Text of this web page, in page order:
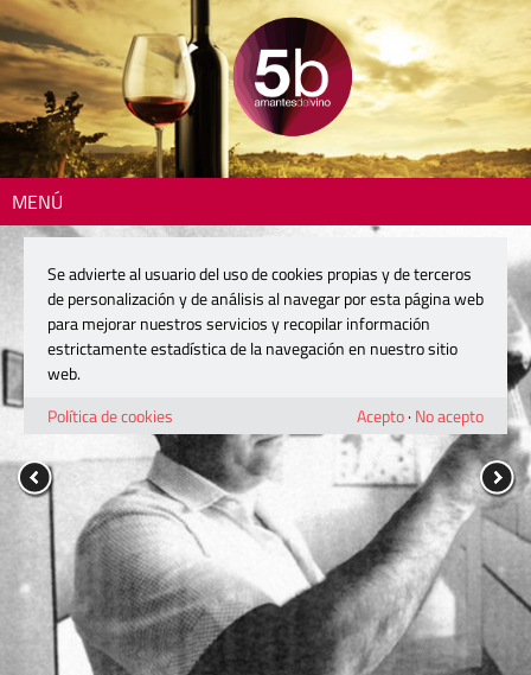
MENÚ
Se advierte al usuario del uso de cookies propias y de terceros
de personalización y de análisis al navegar por esta página web
para mejorar nuestros servicios y recopilar información
estrictamente estadística de la navegación en nuestro sitio
web.
Política de cookies
Acepto· No acepto